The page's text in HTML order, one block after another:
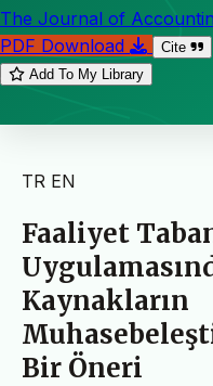
The Journal of
PDF Download
Cite
Add To My Library
TR EN
Faaliyet
Kaynakların
Bir Öneri